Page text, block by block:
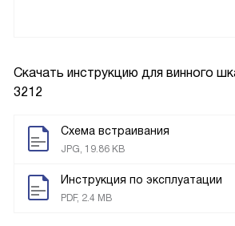
Скачать инструкцию для винного
3212
Схема встраивания
JPG, 19.86 KB
Инструкция по эксплуатации
PDF, 2.4 MB